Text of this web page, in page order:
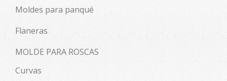
Moldes para panqué
Flaneras
MOLDE PARA ROSCAS
Curvas